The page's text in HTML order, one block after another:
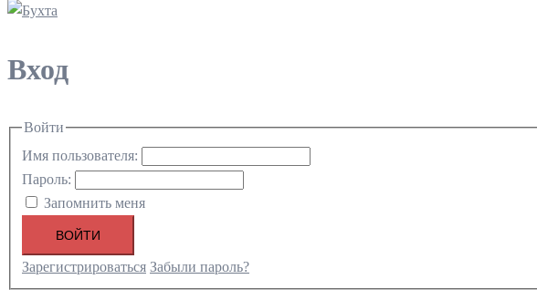
Вход
Войти
Имя пользователя:
Пароль:
Запомнить меня
ВОЙТИ
Зарегистрироваться Забыли пароль?